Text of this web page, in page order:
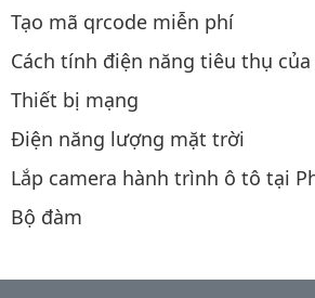
Tạo mã qrcode miễn phí
Cách tính điện năng tiêu thụ của
Thiết bị mạng
Điện năng lượng mặt trời
Lắp camera hành trình ô tô tại
Bộ đàm